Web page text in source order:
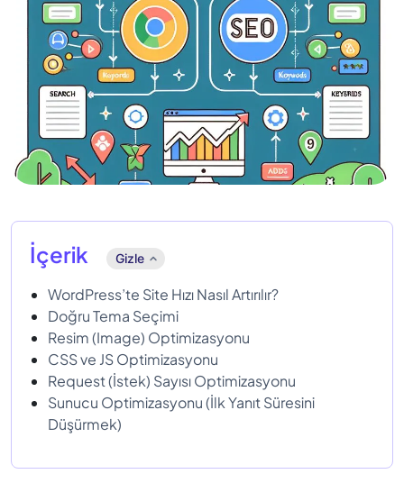
İçerik Gizle
WordPress’te Site Hızı Nasıl Artırılır?
Doğru Tema Seçimi
Resim (Image) Optimizasyonu
CSS ve JS Optimizasyonu
Request (İstek) Sayısı Optimizasyonu
Sunucu Optimizasyonu (İlk Yanıt Süresini
Düşürmek)